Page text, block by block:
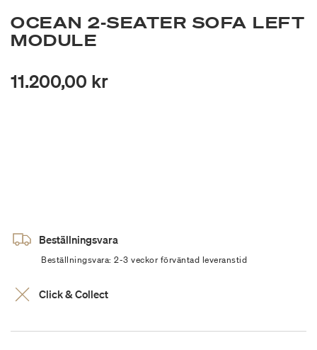
OCEAN 2-SEATER SOFA LEFT
MODULE
11.200,00 kr
Beställningsvara
Beställningsvara: 2-3 veckor förväntad leveranstid
Click & Collect